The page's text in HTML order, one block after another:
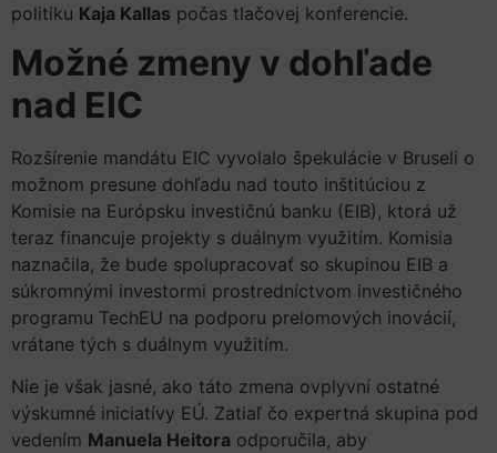
politiku Kaja Kallas počas tlačovej konferencie.
Možné zmeny v dohľade
nad EIC
Rozšírenie mandátu EIC vyvolalo špekulácie v Bruseli o
možnom presune dohľadu nad touto inštitúciou z
Komisie na Európsku investičnú banku (EIB), ktorá už
teraz financuje projekty s duálnym využitím. Komisia
naznačila, že bude spolupracovať so skupinou EIB a
súkromnými investormi prostredníctvom investičného
programu TechEU na podporu prelomových inovácií,
vrátane tých s duálnym využitím.
Nie je však jasné, ako táto zmena ovplyvní ostatné
výskumné iniciatívy EÚ. Zatiaľ čo expertná skupina pod
vedením Manuela Heitora odporučila, aby